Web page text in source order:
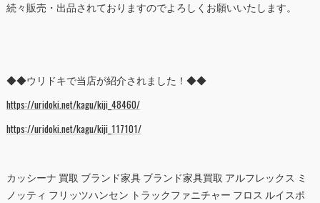
続々販売・出品されておりますのでよろしくお願いいたします。
◆◆ウリドキで当店が紹介されました！◆◆
https://uridoki.net/kagu/kiji_48460/
https://uridoki.net/kagu/kiji_117101/
カッシーナ 買取 ブランド家具 ブランド家具買取 アルフレックス ミ
ノッティ フリッツハンセン トラックファニチャー フロス ルイスポ